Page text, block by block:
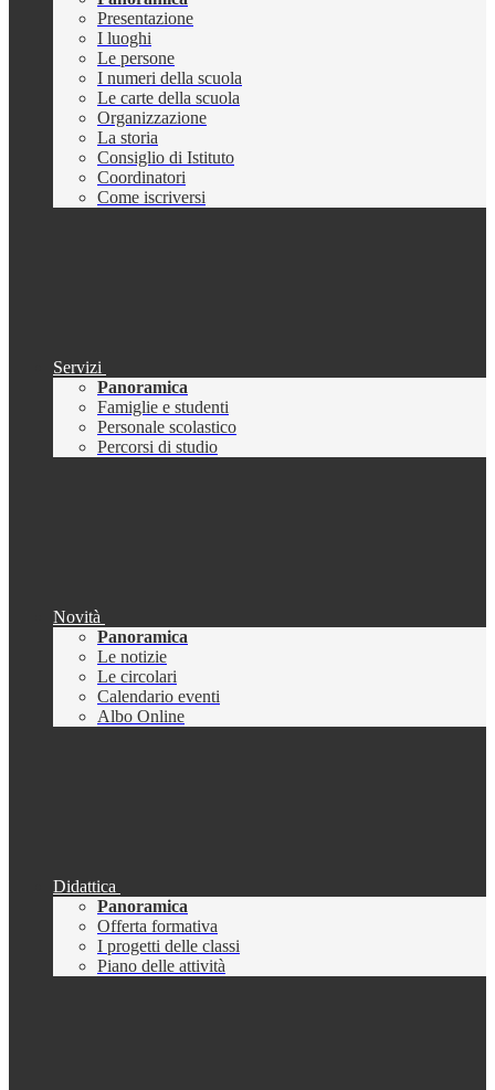
Presentazione
I luoghi
Le persone
I numeri della scuola
Le carte della scuola
Organizzazione
La storia
Consiglio di Istituto
Coordinatori
Come iscriversi
Servizi
Panoramica
Famiglie e studenti
Personale scolastico
Percorsi di studio
Novità
Panoramica
Le notizie
Le circolari
Calendario eventi
Albo Online
Didattica
Panoramica
Offerta formativa
I progetti delle classi
Piano delle attività